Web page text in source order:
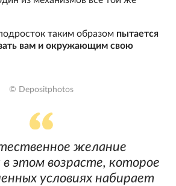
таким образом пытается
вам и окружающим свою
© Depositphotos
желание
этом возрасте, которое
условиях набирает